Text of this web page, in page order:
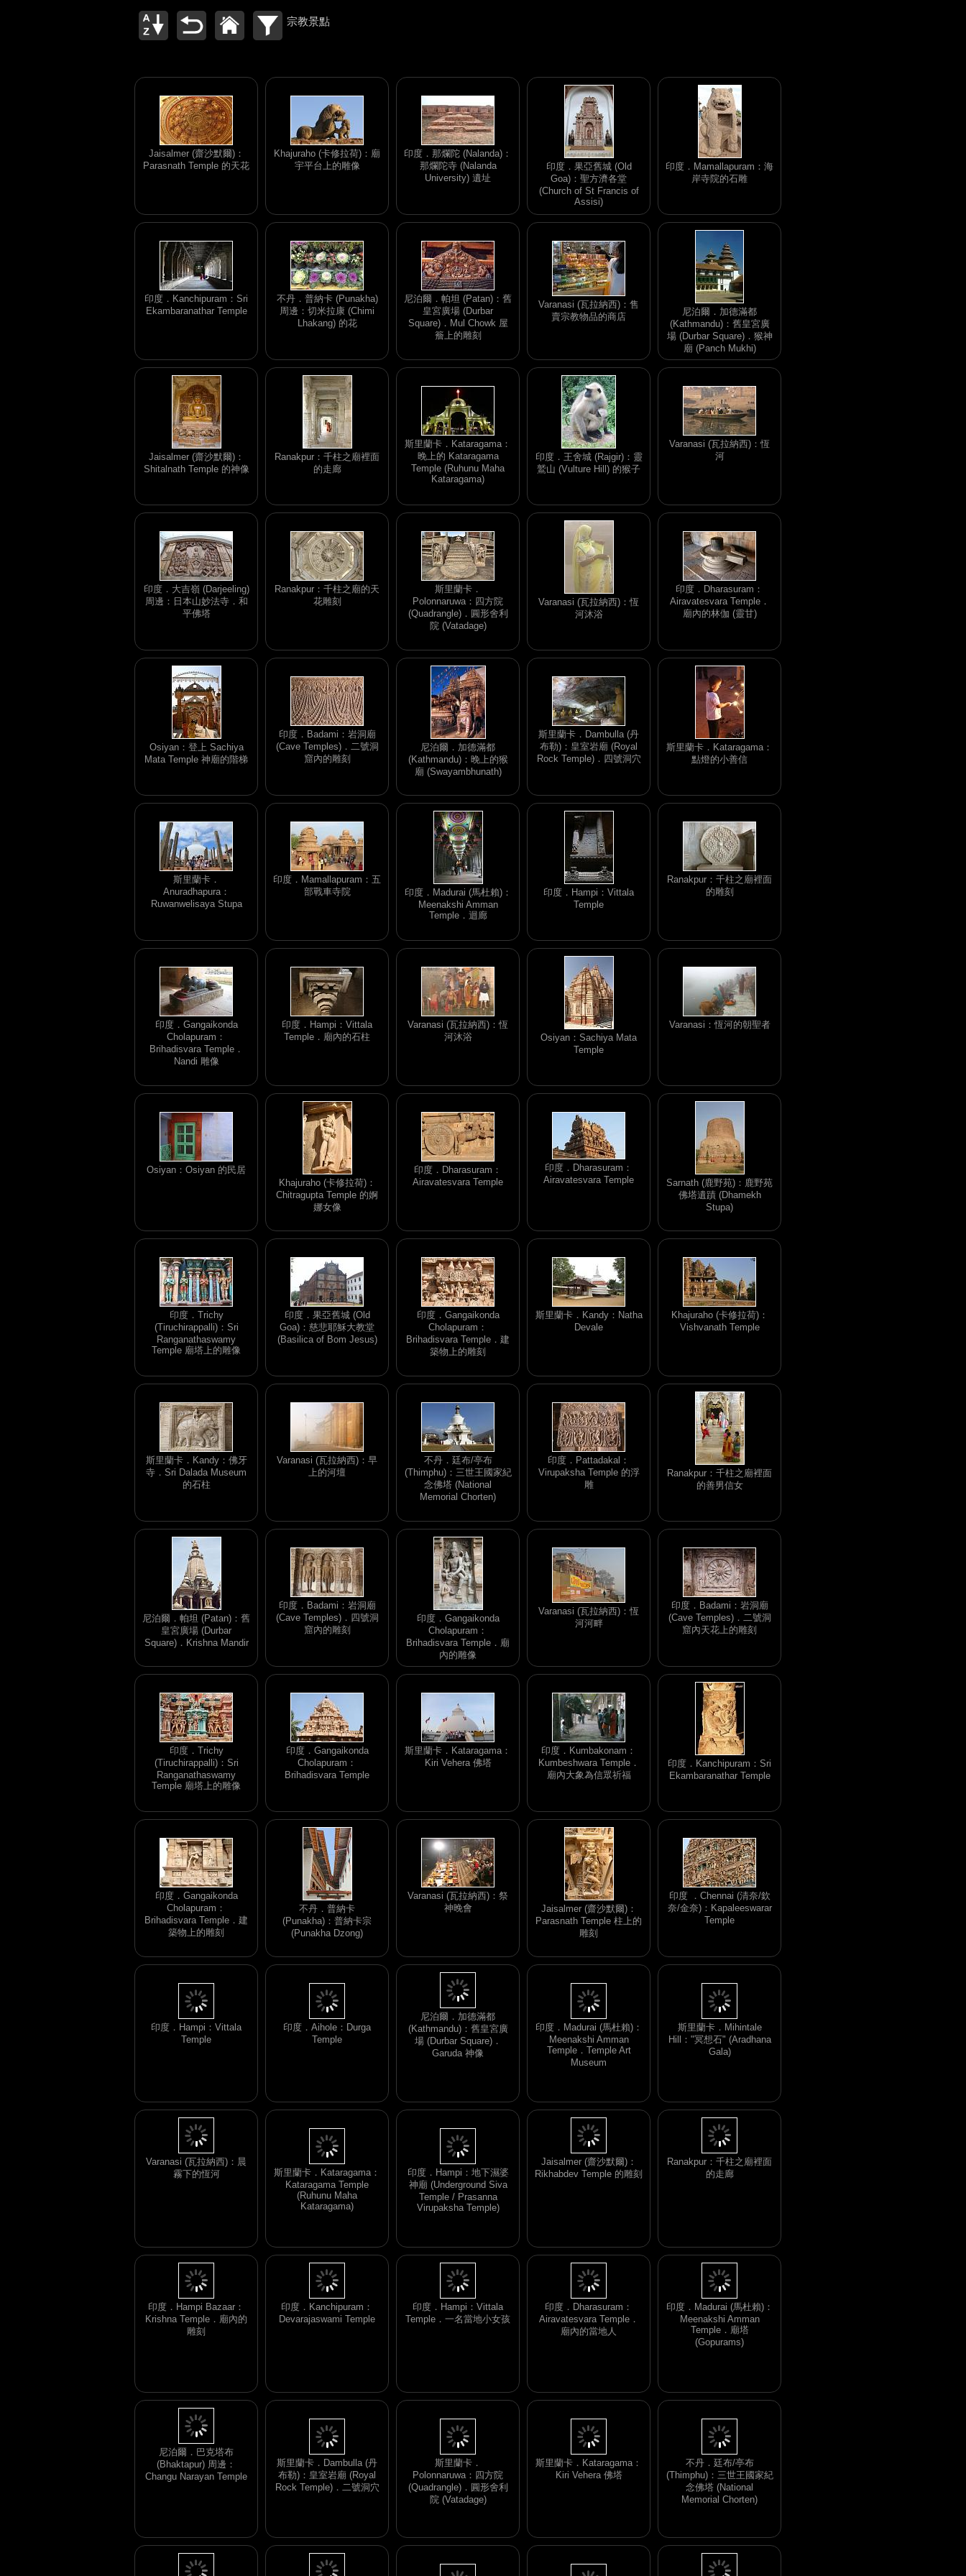
宗教景點
Jaisalmer (齋沙默爾)：
Parasnath Temple 的天花
Khajuraho (卡修拉荷)：廟
宇平台上的雕像
印度．那爛陀 (Nalanda)：
那爛陀寺 (Nalanda
University) 遺址
印度．果亞舊城 (Old
Goa)：聖方濟各堂
(Church of St Francis of
Assisi)
印度．Mamallapuram：海
岸寺院的石雕
印度．Kanchipuram：Sri
Ekambaranathar Temple
不丹．普納卡 (Punakha)
周邊：切米拉康 (Chimi
Lhakang) 的花
尼泊爾．帕坦 (Patan)：舊
皇宮廣場 (Durbar
Square)．Mul Chowk 屋
簷上的雕刻
Varanasi (瓦拉納西)：售
賣宗教物品的商店
尼泊爾．加德滿都
(Kathmandu)：舊皇宮廣
場 (Durbar Square)．猴神
廟 (Panch Mukhi)
Jaisalmer (齋沙默爾)：
Shitalnath Temple 的神像
Ranakpur：千柱之廟裡面
的走廊
斯里蘭卡．Kataragama：
晚上的 Kataragama
Temple (Ruhunu Maha
Kataragama)
印度．王舍城 (Rajgir)：靈
鷲山 (Vulture Hill) 的猴子
Varanasi (瓦拉納西)：恆
河
印度．大吉嶺 (Darjeeling)
周邊：日本山妙法寺．和
平佛塔
Ranakpur：千柱之廟的天
花雕刻
斯里蘭卡．
Polonnaruwa：四方院
(Quadrangle)．圓形舍利
院 (Vatadage)
Varanasi (瓦拉納西)：恆
河沐浴
印度．Dharasuram：
Airavatesvara Temple．
廟內的林伽 (靈甘)
Osiyan：登上 Sachiya
Mata Temple 神廟的階梯
印度．Badami：岩洞廟
(Cave Temples)．二號洞
窟內的雕刻
尼泊爾．加德滿都
(Kathmandu)：晚上的猴
廟 (Swayambhunath)
斯里蘭卡．Dambulla (丹
布勒)：皇室岩廟 (Royal
Rock Temple)．四號洞穴
斯里蘭卡．Kataragama：
點燈的小善信
斯里蘭卡．
Anuradhapura：
Ruwanwelisaya Stupa
印度．Mamallapuram：五
部戰車寺院
印度．Madurai (馬杜賴)：
Meenakshi Amman
Temple．迴廊
印度．Hampi：Vittala
Temple
Ranakpur：千柱之廟裡面
的雕刻
印度．Gangaikonda
Cholapuram：
Brihadisvara Temple．
Nandi 雕像
印度．Hampi：Vittala
Temple．廟內的石柱
Varanasi (瓦拉納西)：恆
河沐浴
Osiyan：Sachiya Mata
Temple
Varanasi：恆河的朝聖者
Osiyan：Osiyan 的民居
Khajuraho (卡修拉荷)：
Chitragupta Temple 的婀
娜女像
印度．Dharasuram：
Airavatesvara Temple
印度．Dharasuram：
Airavatesvara Temple
Sarnath (鹿野苑)：鹿野苑
佛塔遺蹟 (Dhamekh
Stupa)
印度．Trichy
(Tiruchirappalli)：Sri
Ranganathaswamy
Temple 廟塔上的雕像
印度．果亞舊城 (Old
Goa)：慈悲耶穌大教堂
(Basilica of Bom Jesus)
印度．Gangaikonda
Cholapuram：
Brihadisvara Temple．建
築物上的雕刻
斯里蘭卡．Kandy：Natha
Devale
Khajuraho (卡修拉荷)：
Vishvanath Temple
斯里蘭卡．Kandy：佛牙
寺．Sri Dalada Museum
的石柱
Varanasi (瓦拉納西)：早
上的河壇
不丹．廷布/亭布
(Thimphu)：三世王國家紀
念佛塔 (National
Memorial Chorten)
印度．Pattadakal：
Virupaksha Temple 的浮
雕
Ranakpur：千柱之廟裡面
的善男信女
尼泊爾．帕坦 (Patan)：舊
皇宮廣場 (Durbar
Square)．Krishna Mandir
印度．Badami：岩洞廟
(Cave Temples)．四號洞
窟內的雕刻
印度．Gangaikonda
Cholapuram：
Brihadisvara Temple．廟
內的雕像
Varanasi (瓦拉納西)：恆
河河畔
印度．Badami：岩洞廟
(Cave Temples)．二號洞
窟內天花上的雕刻
印度．Trichy
(Tiruchirappalli)：Sri
Ranganathaswamy
Temple 廟塔上的雕像
印度．Gangaikonda
Cholapuram：
Brihadisvara Temple
斯里蘭卡．Kataragama：
Kiri Vehera 佛塔
印度．Kumbakonam：
Kumbeshwara Temple．
廟內大象為信眾祈福
印度．Kanchipuram：Sri
Ekambaranathar Temple
印度．Gangaikonda
Cholapuram：
Brihadisvara Temple．建
築物上的雕刻
不丹．普納卡
(Punakha)：普納卡宗
(Punakha Dzong)
Varanasi (瓦拉納西)：祭
神晚會
Jaisalmer (齋沙默爾)：
Parasnath Temple 柱上的
雕刻
印度 ．Chennai (清奈/欽
奈/金奈)：Kapaleeswarar
Temple
印度．Hampi：Vittala
印度．Aihole：Durga
尼泊爾．加德滿都
印度．Madurai (馬杜賴)：
Meenakshi Amman
Temple．Temple Art
斯里蘭卡．Mihintale
Hill："冥想石" (Aradhana
斯里蘭卡．Kataragama：
Kataragama Temple
(Ruhunu Maha
印度．Hampi：地下濕婆
神廟 (Underground Siva
Temple / Prasanna
印度．Madurai (馬杜賴)：
斯里蘭卡．Dambulla (丹
布勒)：皇室岩廟 (Royal
斯里蘭卡．
Polonnaruwa：四方院
(Quadrangle)．圓形舍利
斯里蘭卡．Kataragama：
不丹．廷布/亭布
(Thimphu)：三世王國家紀
念佛塔 (National